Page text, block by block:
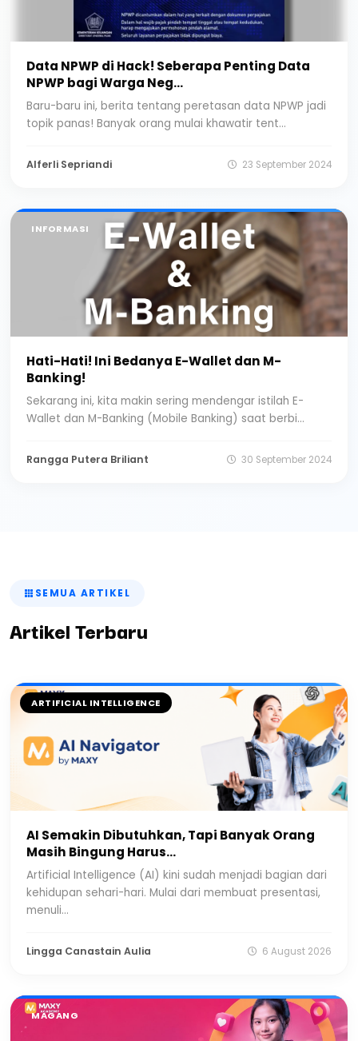
Data NPWP di Hack! Seberapa Penting Data
NPWP bagi Warga Neg...
Baru-baru ini, berita tentang peretasan data NPWP jadi
topik panas! Banyak orang mulai khawatir tent...
Alferli Sepriandi 23 September 2024
INFORMASI
Hati-Hati! Ini Bedanya E-Wallet dan M-
Banking!
Sekarang ini, kita makin sering mendengar istilah E-
Wallet dan M-Banking (Mobile Banking) saat berbi...
Rangga Putera Briliant 30 September 2024
SEMUA ARTIKEL
Artikel Terbaru
ARTIFICIAL INTELLIGENCE
AI Semakin Dibutuhkan, Tapi Banyak Orang
Masih Bingung Harus...
Artificial Intelligence (AI) kini sudah menjadi bagian dari
kehidupan sehari-hari. Mulai dari membuat presentasi,
menuli...
Lingga Canastain Aulia 6 August 2026
MAGANG